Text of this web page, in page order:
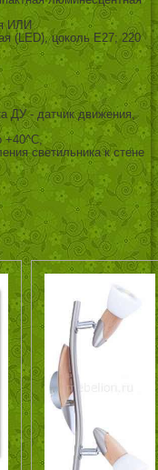
ИЛИ
(LED), цоколь E27; 220
ДУ - датчик движения,
+40^C,
светильника к стене